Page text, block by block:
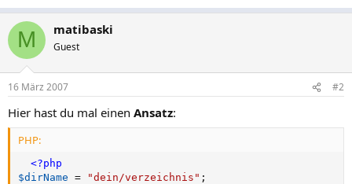
M matibaski
Guest
16 März 2007 #2
Hier hast du mal einen Ansatz:
PHP:
<?php
$dirName = "dein/verzeichnis" ;